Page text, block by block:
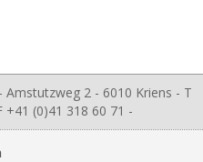
2 - 6010 Kriens - T
+41 (0)41 318 60 71 -